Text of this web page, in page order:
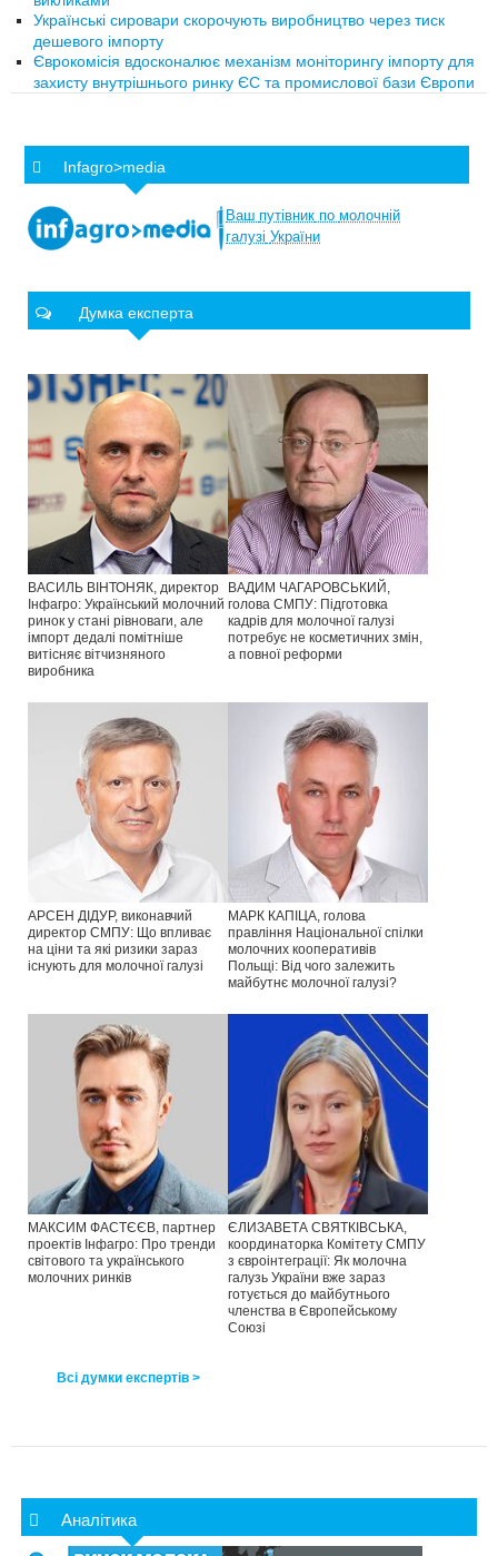
Українські сировари скорочують виробництво через тиск
дешевого імпорту
Єврокомісія вдосконалює механізм моніторингу імпорту для
захисту внутрішнього ринку ЄС та промислової бази Європи
Infagro>media
Ваш путівник по молочній
галузі України
Думка експерта
ВАСИЛЬ ВІНТОНЯК, директор
Інфагро: Український молочний
ринок у стані рівноваги, але
імпорт дедалі помітніше
витісняє вітчизняного
виробника
ВАДИМ ЧАГАРОВСЬКИЙ,
голова СМПУ: Підготовка
кадрів для молочної галузі
потребує не косметичних змін,
а повної реформи
АРСЕН ДІДУР, виконавчий
директор СМПУ: Що впливає
на ціни та які ризики зараз
існують для молочної галузі
МАРК КАПІЦА, голова
правління Національної спілки
молочних кооперативів
Польщі: Від чого залежить
майбутнє молочної галузі?
МАКСИМ ФАСТЄЄВ, партнер
проектів Інфагро: Про тренди
світового та українського
молочних ринків
ЄЛИЗАВЕТА СВЯТКІВСЬКА,
координаторка Комітету СМПУ
з євроінтеграції: Як молочна
галузь України вже зараз
готується до майбутнього
членства в Європейському
Союзі
Всі думки експертів >
Аналітика